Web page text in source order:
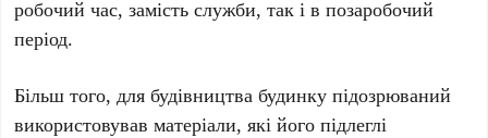
робочий час, замість служби, так і в позаробочий
період.
Більш того, для будівництва будинку підозрюваний
використовував матеріали, які його підлеглі